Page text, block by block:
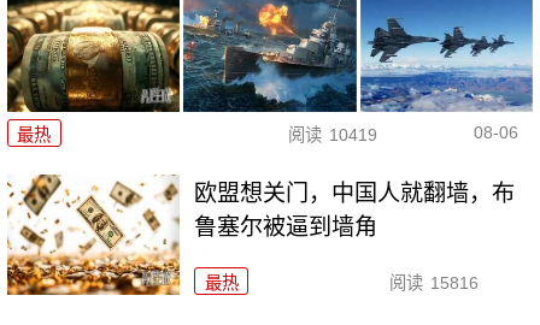
最热 阅读 10419 08-06
欧盟想关门，中国人就翻墙，布
鲁塞尔被逼到墙角
最热 阅读 15816